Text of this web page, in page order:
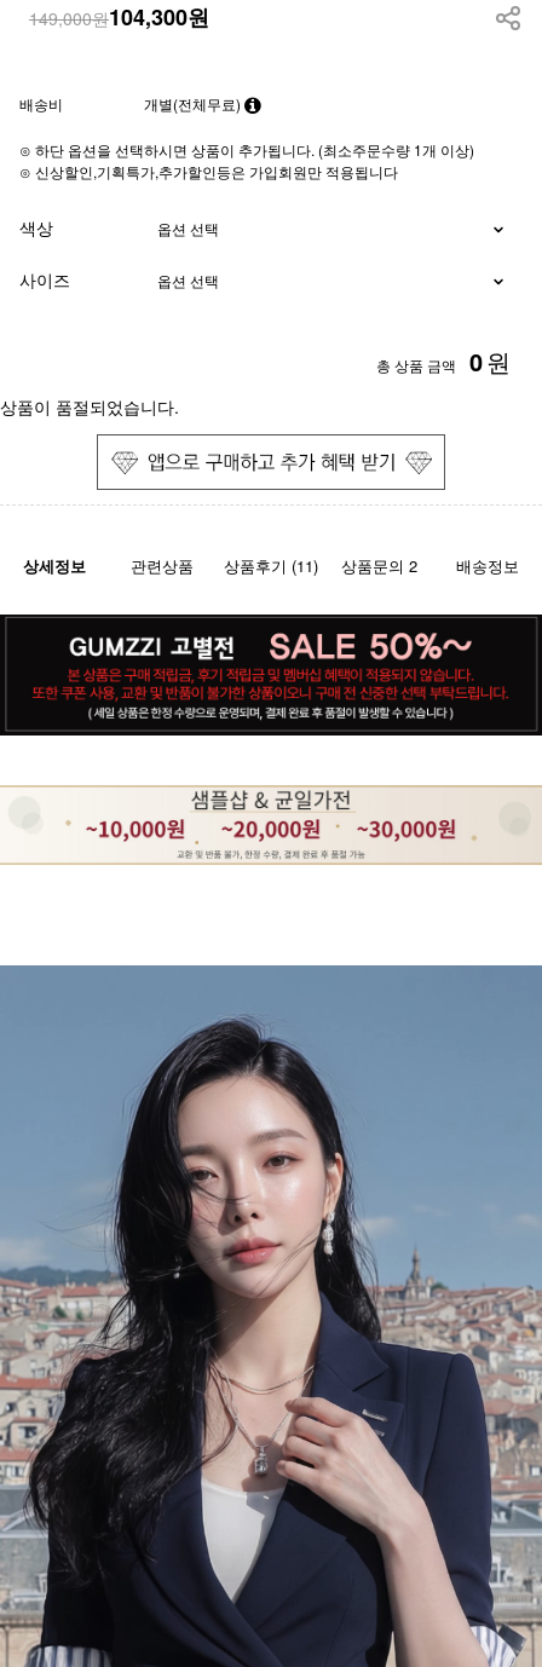
149,000원104,300원
배송비 개별(전체무료)
⊙ 하단 옵션을 선택하시면 상품이 추가됩니다. (최소주문수량 1개 이상)
⊙ 신상할인,기획특가,추가할인등은 가입회원만 적용됩니다
색상
사이즈
총 상품 금액 0원
상품이 품절되었습니다.
상세정보 관련상품 상품후기 (11) 상품문의 2 배송정보